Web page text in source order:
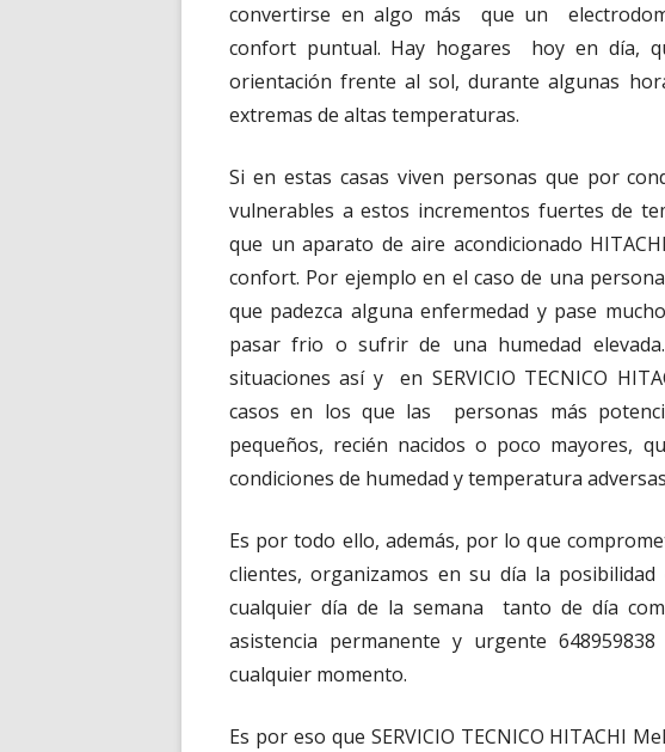
convertirse en algo más que un
confort puntual. Hay hogares hoy en día,
orientación frente al sol, durante algunas
extremas de altas temperaturas.
Si en estas casas viven personas que por
vulnerables a estos incrementos fuertes de
que un aparato de aire acondicionado
confort. Por ejemplo en el caso de una
que padezca alguna enfermedad y pase
pasar frio o sufrir de una humedad
situaciones así y en SERVICIO TECNICO
casos en los que las personas más
pequeños, recién nacidos o poco mayores,
condiciones de humedad y temperatura
Es por todo ello, además, por lo que
clientes, organizamos en su día la
cualquier día de la semana tanto de día
asistencia permanente y urgente
cualquier momento.
Es por eso que SERVICIO TECNICO HITACHI